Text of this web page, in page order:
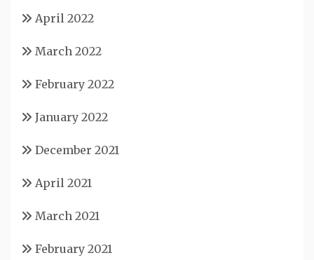
April 2022
March 2022
February 2022
January 2022
December 2021
April 2021
March 2021
February 2021